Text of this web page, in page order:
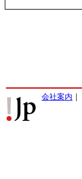
会社案内 ｜